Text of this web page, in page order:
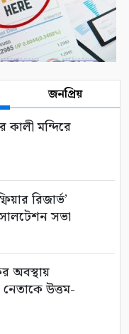
জনপ্রিয়
কালী মন্দিরে
রিজার্ভ’
সভা
অবস্থায়
উত্তম-